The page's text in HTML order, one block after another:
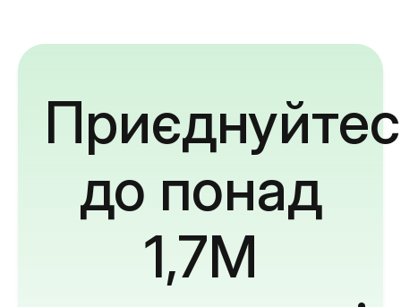
до понад
1,7M